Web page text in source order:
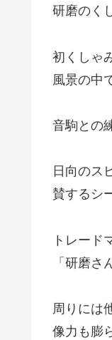
研磨のく
初くしゃ
風景の中
音駒との
日向のス
賛するシ
トレード
「研磨さ
周りには
像力も膨